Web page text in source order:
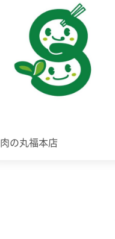
肉の丸福本店